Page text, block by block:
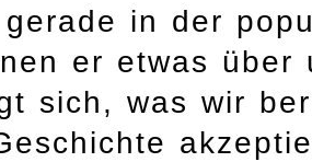
in der
er etwas über
sich, was wir